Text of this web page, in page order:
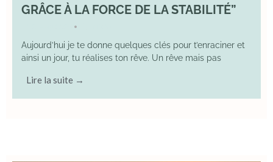
GRÂCE À LA FORCE DE LA STABILITÉ”
•
Aujourd’hui je te donne quelques clés pour t’enraciner et
ainsi un jour, tu réalises ton rêve. Un rêve mais pas
Lire la suite →